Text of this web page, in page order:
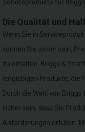
Serviceprodukte für
Die Qualität und
Wenn Sie in
können Sie sicher sein,
zu erhalten. Briggs &
langlebigen Produkte, die
Durch die Wahl von
sicher sein, dass Sie
Anforderungen erfüllen.